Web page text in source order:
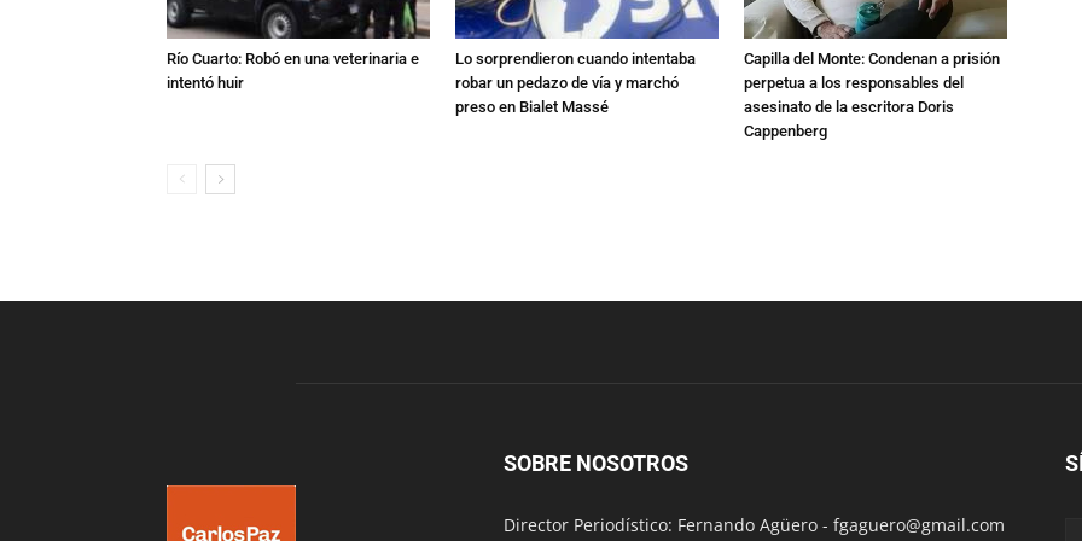
Río Cuarto: Robó en una veterinaria e
intentó huir
Lo sorprendieron cuando intentaba
robar un pedazo de vía y marchó
preso en Bialet Massé
Capilla del Monte: Condenan a prisión
perpetua a los responsables del
asesinato de la escritora Doris
Cappenberg
SOBRE NOSOTROS
Director Periodístico: Fernando Agüero - fgaguero@gmail.com